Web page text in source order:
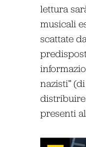
lettura
musicali
scattate
nazisti”
presenti